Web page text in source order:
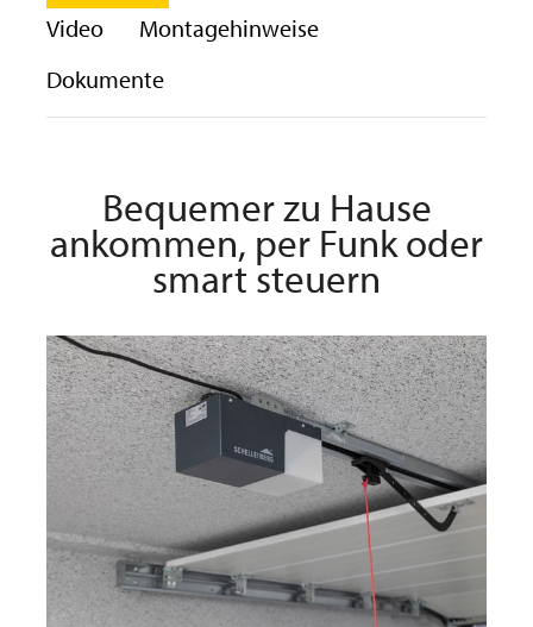
Video
Montagehinweise
Dokumente
Bequemer zu Hause
ankommen, per Funk oder
smart steuern